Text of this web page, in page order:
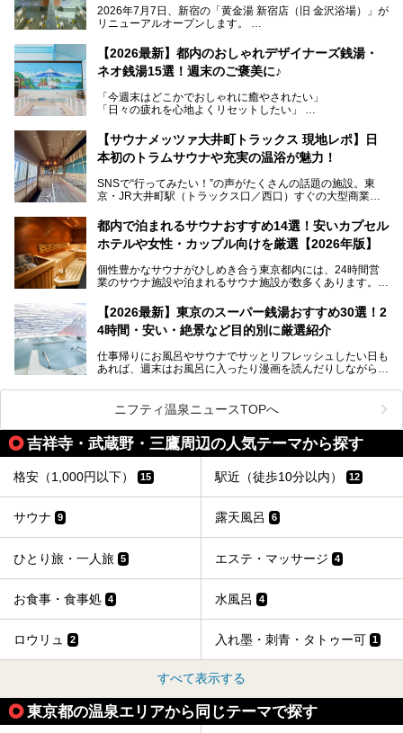
2026年7月7日、新宿の「黄金湯 新宿店（旧 金沢浴場）」が
リニューアルオープンします。
レトロでノスタルジックなタイル絵はそのまま、昔からここ
を知る地元の人にも、新しく足を運んでくれる人にも愛され
る、今の時代の"銭湯"として生まれ変わりました。洞窟のよ
ビアバーなど、新しく登場したスポットも併せて紹介しま
す。充実した設備があるのに、基本の入浴料が銭湯価格の5
【2026最新】都内のおしゃれデザイナーズ銭湯・
ネオ銭湯15選！週末のご褒美に♪
「今週末はどこかでおしゃれに癒やされたい」
「日々の疲れを心地よくリセットしたい」
となっている新しいスタイルの銭湯です。
最近、SNSやメディアで「デザイナーズ銭湯」や「ネオ銭
本記事では、そもそもこれらがどんな銭湯なのか、その気に
いおしゃれな名店15選を、おすすめの順番で一挙にご紹介
します。
【サウナメッツァ大井町トラックス 現地レポ】日
本初のトラムサウナや充実の温浴が魅力！
SNSで“行ってみたい！”の声がたくさんの話題の施設。東
京・JR大井町駅（トラックス口／西口）すぐの大型商業施
ツァ大井町トラックス」がニューオープン。施設の様子をレ
ポ―トします。
都内で泊まれるサウナおすすめ14選！安いカプセル
ホテルや女性・カップル向けを厳選【2026年版】
個性豊かなサウナがひしめき合う東京都内には、24時間営
業のサウナ施設や泊まれるサウナ施設が数多くあります。
を旅の目的とする「サ旅」や自分へのご褒美のための宿泊な
ど、自分の好きなタイミングで好きなだけサ活ができるのが
魅力です。
最近では、男性専用施設だけでなく、カップルや女性に嬉し
い個室サウナも増えてきました。
ら、特におすすめしたい施設14選をご紹介します。
してみてください。
【2026最新】東京のスーパー銭湯おすすめ30選！2
4時間・安い・絶景など目的別に厳選紹介
仕事帰りにお風呂やサウナでサッとリフレッシュしたい日も
あれば、週末はお風呂に入ったり漫画を読んだりしながら一
また、終電を逃してしまい、「このまま朝までゆっくりでき
る場所があれば」と探した経験がある人も多いのではないで
しょうか。
そこで本記事では、東京でおすすめのスーパー銭湯を、目的
別に厳選した30施設からご紹介します。
24時間営業で宿泊できる施設や、1,000円以下で楽しめる安
い施設、デートや休日レジャーにもぴったりなエンタメ要素
ニフティ温泉ニュースTOPへ
吉祥寺・武蔵野・三鷹周辺の人気テーマから探す
格安（1,000円以下） 15 駅近（徒歩10分以内） 12
サウナ 9 露天風呂 6
ひとり旅・一人旅 5 エステ・マッサージ 4
お食事・食事処 4 水風呂 4
ロウリュ 2 入れ墨・刺青・タトゥー可 1
すべて表示する
東京都の温泉エリアから同じテーマで探す